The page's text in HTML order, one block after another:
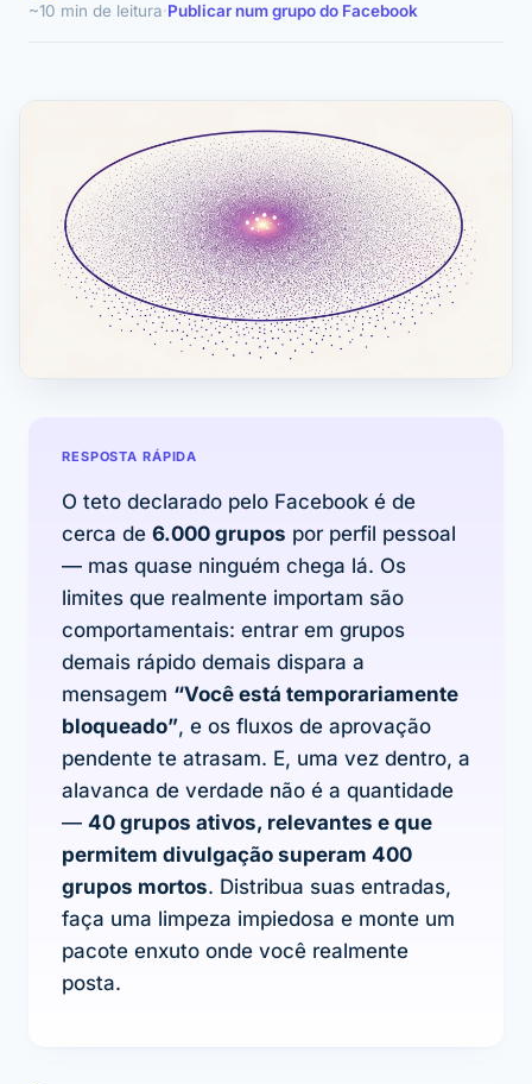
~10 min de leitura·Publicar num grupo do Facebook
RESPOSTA RÁPIDA
O teto declarado pelo Facebook é de
cerca de 6.000 grupos por perfil pessoal
— mas quase ninguém chega lá. Os
limites que realmente importam são
comportamentais: entrar em grupos
demais rápido demais dispara a
mensagem “Você está temporariamente
bloqueado”, e os fluxos de aprovação
pendente te atrasam. E, uma vez dentro, a
alavanca de verdade não é a quantidade
— 40 grupos ativos, relevantes e que
permitem divulgação superam 400
grupos mortos. Distribua suas entradas,
faça uma limpeza impiedosa e monte um
pacote enxuto onde você realmente
posta.